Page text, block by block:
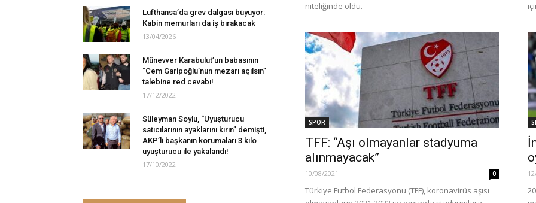
niteliğinde oldu.
SPOR
TFF: “Aşı olmayanlar stadyuma
alınmayacak”
10/08/2021 0
Türkiye Futbol Federasyonu (TFF), koronavirüs aşısı
Lufthansa’da grev dalgası büyüyor:
Kabin memurları da iş bırakacak
13/04/2026
Münevver Karabulut’un babasının
“Cem Garipoğlu’nun mezarı açılsın”
talebine red cevabı!
17/12/2022
Süleyman Soylu, “Uyuşturucu
satıcılarının ayaklarını kırın” demişti,
AKP’li başkanın korumaları 3 kilo
uyuşturucu ile yakalandı!
17/10/2022